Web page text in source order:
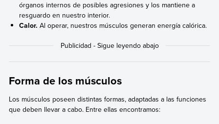
órganos internos de posibles agresiones y los mantiene a
resguardo en nuestro interior.
Calor. Al operar, nuestros músculos generan energía calórica.
Forma de los músculos
Los músculos poseen distintas formas, adaptadas a las funciones
que deben llevar a cabo. Entre ellas encontramos: